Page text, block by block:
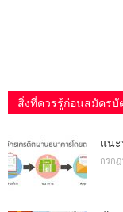
สิ่งที่ควรรู้ก่อนสมัครบั
แนะ
กรกฎ